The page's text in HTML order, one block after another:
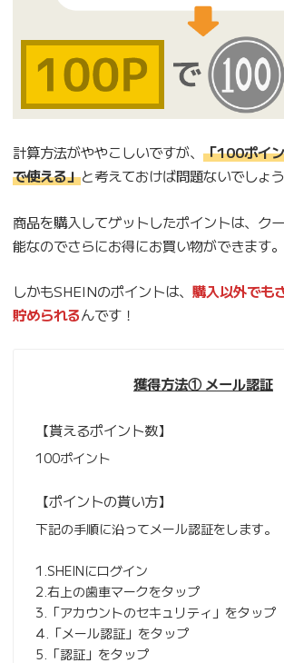
計算方法がややこしいですが、 「100ポイ
で使える」と考えておけば問題ないでしょう
商品を購入してゲットしたポイントは、ク
能なのでさらにお得にお買い物ができます。
しかもSHEINのポイントは、 購入以外でも
貯められるんです！
獲得方法① メール認証
【貰えるポイント数】
100ポイント
【ポイントの貰い方】
下記の手順に沿ってメール認証をします。
1.SHEINにログイン
2.右上の歯車マークをタップ
3.「アカウントのセキュリティ」をタップ
4.「メール認証」をタップ
5.「認証」をタップ